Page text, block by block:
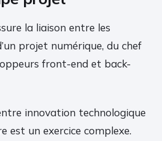
la liaison entre les
projet numérique, du chef
front-end et back-
innovation technologique
est un exercice complexe.